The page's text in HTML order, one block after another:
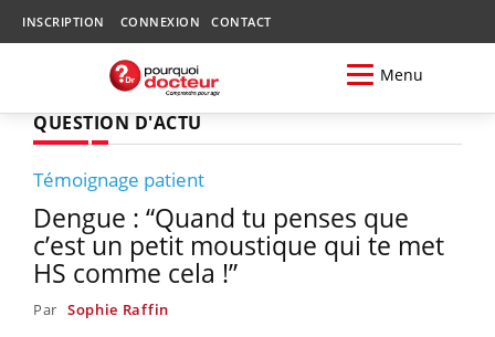
INSCRIPTION CONNEXION CONTACT
Menu
QUESTION D'ACTU
Témoignage patient
Dengue : “Quand tu penses que
c’est un petit moustique qui te met
HS comme cela !”
Par Sophie Raffin